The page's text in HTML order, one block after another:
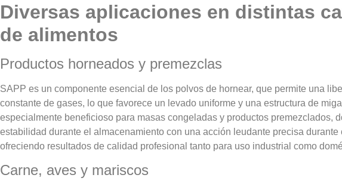
Diversas aplicaciones en distintas
de alimentos
Productos horneados y premezclas
SAPP es un componente esencial de los polvos de hornear, que permite una
constante de gases, lo que favorece un levado uniforme y una estructura de
especialmente beneficioso para masas congeladas y productos premezclados,
estabilidad durante el almacenamiento con una acción leudante precisa durante
ofreciendo resultados de calidad profesional tanto para uso industrial como
Carne, aves y mariscos